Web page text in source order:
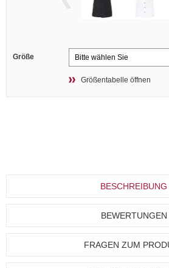
Größe
Größentabelle öffnen
BESCHREIBUNG
BEWERTUNGEN
FRAGEN ZUM